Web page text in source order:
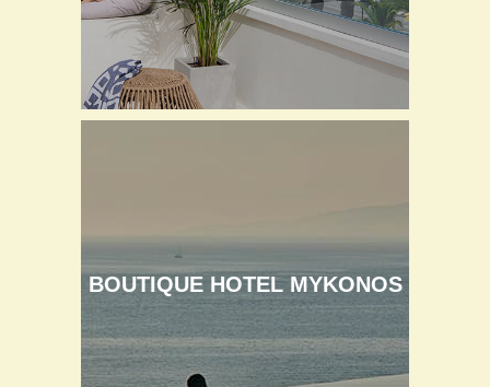
BOUTIQUE HOTEL MYKONOS